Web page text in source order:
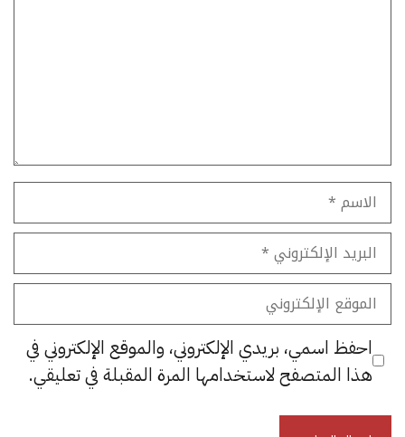
الاسم
البريد
الإلكتروني
الموقع
الإلكتروني
احفظ اسمي، بريدي الإلكتروني، والموقع الإلكتروني في
هذا المتصفح لاستخدامها المرة المقبلة في تعليقي.